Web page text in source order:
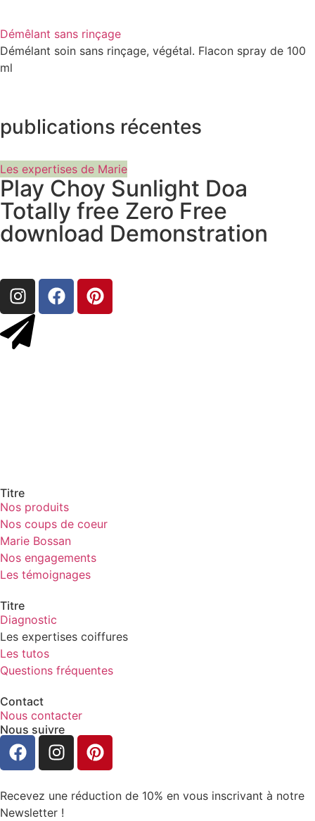
Démêlant sans rinçage
Démélant soin sans rinçage, végétal. Flacon spray de 100
ml
publications récentes
Les expertises de Marie
Play Choy Sunlight Doa
Totally free Zero Free
download Demonstration
Titre
Nos produits
Nos coups de coeur
Marie Bossan
Nos engagements
Les témoignages
Titre
Diagnostic
Les expertises coiffures
Les tutos
Questions fréquentes
Contact
Nous contacter
Nous suivre
Recevez une réduction de 10% en vous inscrivant à notre
Newsletter !